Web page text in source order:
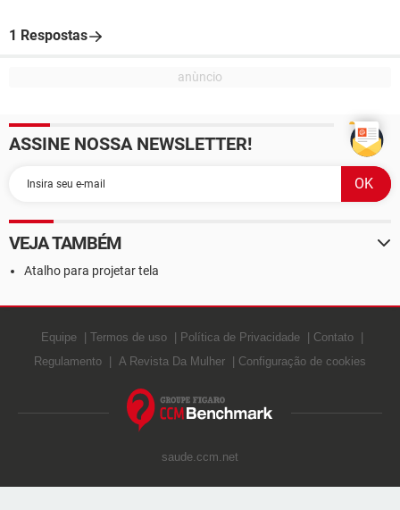
1 Respostas
ASSINE NOSSA NEWSLETTER!
VEJA TAMBÉM
Atalho para projetar tela
Equipe Termos de uso Política de Privacidade
Contato
Regulamento
A Revista Da Mulher Configuração de cookies
saude.ccm.net